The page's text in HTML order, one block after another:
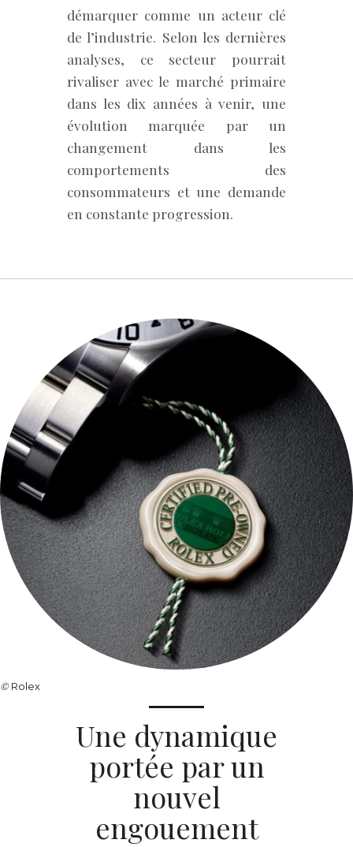
démarquer comme un acteur clé
de l’industrie. Selon les dernières
analyses, ce secteur pourrait
rivaliser avec le marché primaire
dans les dix années à venir, une
évolution marquée par un
changement dans les
comportements des
consommateurs et une demande
en constante progression.
©Rolex
Une dynamique
portée par un
nouvel
engouement